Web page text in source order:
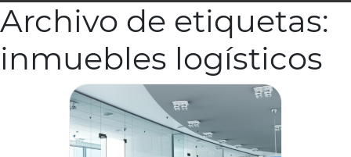
Archivo de etiquetas:
inmuebles logísticos